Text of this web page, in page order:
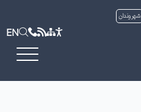
شهروندان
EN